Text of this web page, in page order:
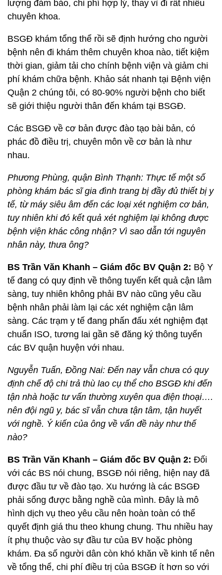
lượng đảm bảo, chi phí hợp lý, thay vì đi rất nhiều
chuyên khoa.
BSGĐ khám tổng thể rồi sẽ định hướng cho người
bệnh nên đi khám thêm chuyên khoa nào, tiết kiệm
thời gian, giảm tải cho chính bệnh viện và giảm chi
phí khám chữa bệnh. Khảo sát nhanh tại Bệnh viện
Quận 2 chúng tôi, có 80-90% người bệnh cho biết
sẽ giới thiệu người thân đến khám tại BSGĐ.
Các BSGĐ về cơ bản được đào tạo bài bản, có
phác đồ điều trị, chuyên môn về cơ bản là như
nhau.
Phương Phùng, quận Bình Thạnh: Thực tế một số
phòng khám bác sĩ gia đình trang bị đầy đủ thiết bị y
tế, từ máy siêu âm đến các loại xét nghiệm cơ bản,
tuy nhiên khi đó kết quả xét nghiệm lại không được
bệnh viện khác công nhận? Vì sao dẫn tới nguyên
nhân này, thưa ông?
BS Trần Văn Khanh – Giám đốc BV Quận 2: Bộ Y
tế đang có quy định về thông tuyến kết quả cận lâm
sàng, tuy nhiên không phải BV nào cũng yêu cầu
bệnh nhân phải làm lại các xét nghiệm cận lâm
sàng. Các trạm y tế đang phấn đấu xét nghiệm đạt
chuẩn ISO, tương lai gần sẽ đăng ký thông tuyến
các BV quận huyện với nhau.
Nguyễn Tuấn, Đồng Nai: Đến nay vẫn chưa có quy
định chế độ chi trả thù lao cụ thể cho BSGĐ khi đến
tận nhà hoặc tư vấn thường xuyên qua điện thoại….
nên đội ngũ y, bác sĩ vẫn chưa tận tâm, tận huyết
với nghề. Ý kiến của ông về vấn đề này như thế
nào?
BS Trần Văn Khanh – Giám đốc BV Quận 2: Đối
với các BS nói chung, BSGĐ nói riêng, hiện nay đã
được đầu tư về đào tạo. Xu hướng là các BSGĐ
phải sống được bằng nghề của mình. Đây là mô
hình dịch vụ theo yêu cầu nên hoàn toàn có thể
quyết định giá thu theo khung chung. Thu nhiều hay
ít phụ thuộc vào sự đầu tư của BV hoặc phòng
khám. Đa số người dân còn khó khăn về kinh tế nên
về tổng thể, chi phí điều trị của BSGĐ ít hơn so với